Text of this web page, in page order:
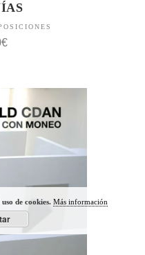
€
uso de cookies.Más información